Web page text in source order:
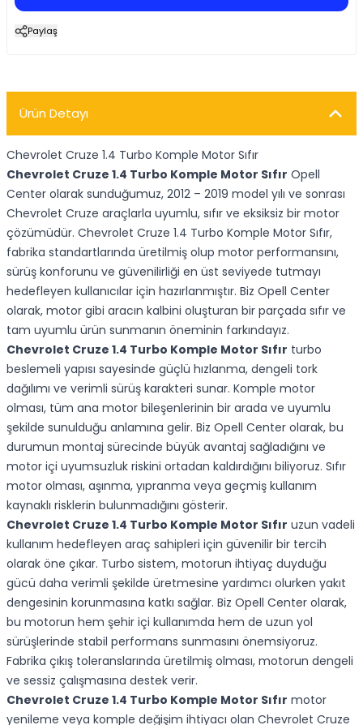
Paylaş
Ürün Detayı
Chevrolet Cruze 1.4 Turbo Komple Motor Sıfır
Chevrolet Cruze 1.4 Turbo Komple Motor Sıfır Opell
Center olarak sunduğumuz, 2012 – 2019 model yılı ve sonrası
Chevrolet Cruze araçlarla uyumlu, sıfır ve eksiksiz bir motor
çözümüdür. Chevrolet Cruze 1.4 Turbo Komple Motor Sıfır,
fabrika standartlarında üretilmiş olup motor performansını,
sürüş konforunu ve güvenilirliği en üst seviyede tutmayı
hedefleyen kullanıcılar için hazırlanmıştır. Biz Opell Center
olarak, motor gibi aracın kalbini oluşturan bir parçada sıfır ve
tam uyumlu ürün sunmanın öneminin farkındayız.
Chevrolet Cruze 1.4 Turbo Komple Motor Sıfır turbo
beslemeli yapısı sayesinde güçlü hızlanma, dengeli tork
dağılımı ve verimli sürüş karakteri sunar. Komple motor
olması, tüm ana motor bileşenlerinin bir arada ve uyumlu
şekilde sunulduğu anlamına gelir. Biz Opell Center olarak, bu
durumun montaj sürecinde büyük avantaj sağladığını ve
motor içi uyumsuzluk riskini ortadan kaldırdığını biliyoruz. Sıfır
motor olması, aşınma, yıpranma veya geçmiş kullanım
kaynaklı risklerin bulunmadığını gösterir.
Chevrolet Cruze 1.4 Turbo Komple Motor Sıfır uzun vadeli
kullanım hedefleyen araç sahipleri için güvenilir bir tercih
olarak öne çıkar. Turbo sistem, motorun ihtiyaç duyduğu
gücü daha verimli şekilde üretmesine yardımcı olurken yakıt
dengesinin korunmasına katkı sağlar. Biz Opell Center olarak,
bu motorun hem şehir içi kullanımda hem de uzun yol
sürüşlerinde stabil performans sunmasını önemsiyoruz.
Fabrika çıkış toleranslarında üretilmiş olması, motorun dengeli
ve sessiz çalışmasına destek verir.
Chevrolet Cruze 1.4 Turbo Komple Motor Sıfır motor
yenileme veya komple değişim ihtiyacı olan Chevrolet Cruze